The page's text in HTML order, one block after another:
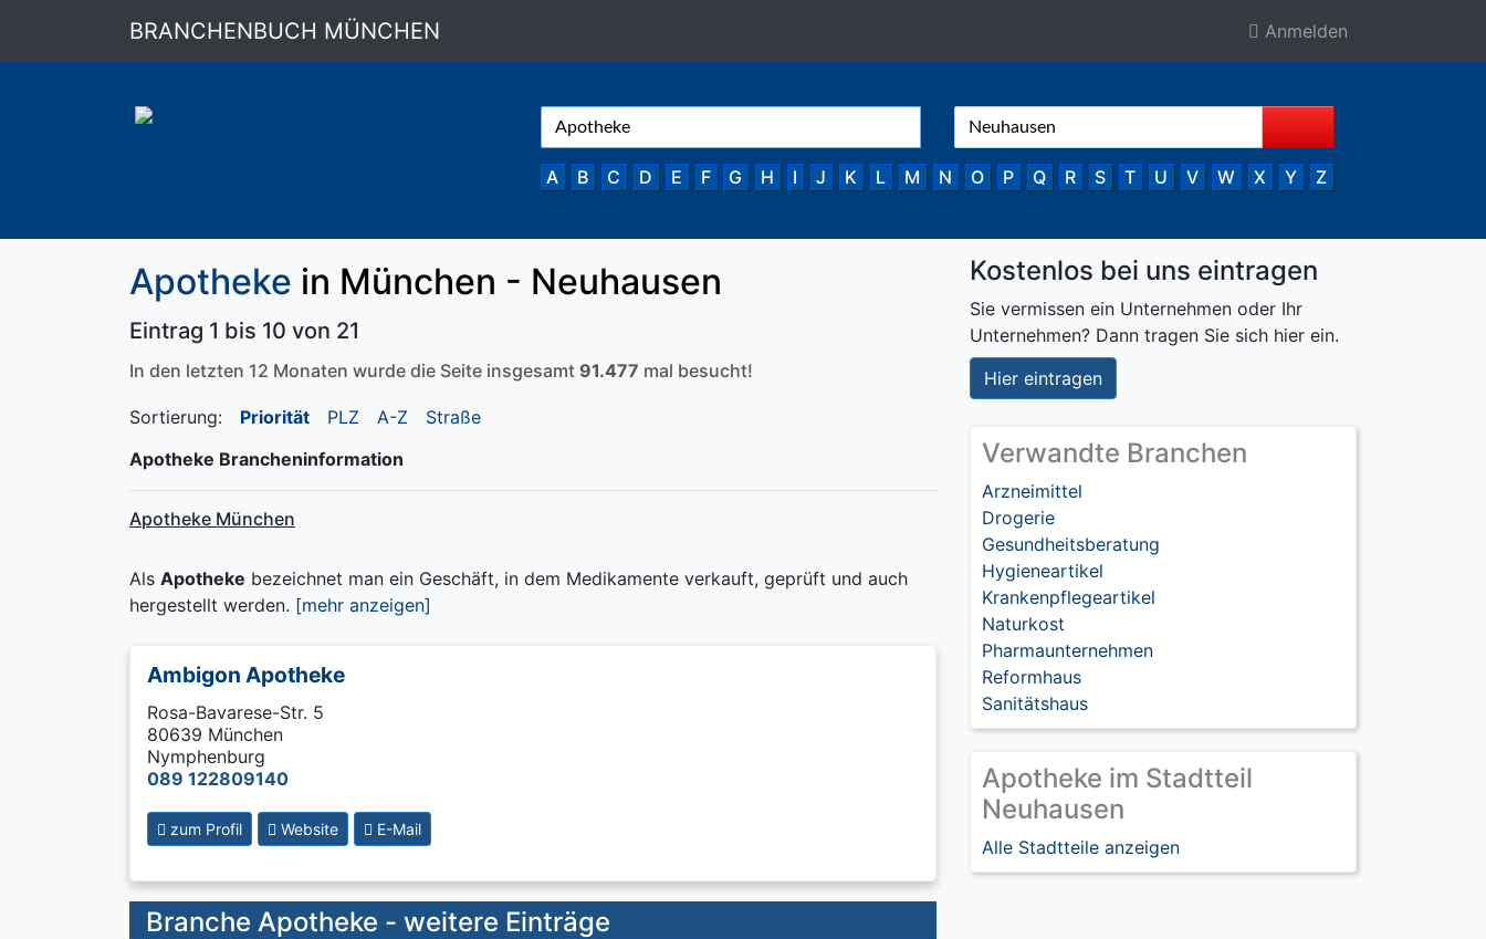
BRANCHENBUCH MÜNCHEN Anmelden
A B C D E F G H I J K L M N O P Q R S T U V W X Y Z
Apotheke in München - Neuhausen
Eintrag 1 bis 10 von 21
In den letzten 12 Monaten wurde die Seite insgesamt 91.477 mal besucht!
Sortierung: Priorität PLZ A-Z
Straße
Apotheke Brancheninformation
Apotheke München
Als Apotheke bezeichnet man ein Geschäft, in dem Medikamente verkauft, geprüft und auch
hergestellt werden. [mehr anzeigen]
Ambigon Apotheke
Rosa-Bavarese-Str. 5
80639 München
Nymphenburg
089 122809140
zum Profil Website E-Mail
Branche Apotheke - weitere Einträge
Kostenlos bei uns eintragen
Sie vermissen ein Unternehmen oder Ihr
Unternehmen? Dann tragen Sie sich hier ein.
Hier eintragen
Verwandte Branchen
Arzneimittel
Drogerie
Gesundheitsberatung
Hygieneartikel
Krankenpflegeartikel
Naturkost
Pharmaunternehmen
Reformhaus
Sanitätshaus
Apotheke im Stadtteil
Neuhausen
Alle Stadtteile anzeigen